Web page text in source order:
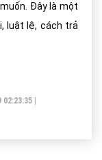
Đây là một
luật lệ, cách trả
02:23:35